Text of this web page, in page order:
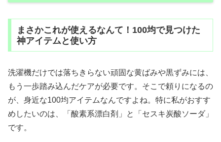
まさかこれが使えるなんて！100均で見つけた
神アイテムと使い方
洗濯機だけでは落ちきらない頑固な黄ばみや黒ずみには、
もう一歩踏み込んだケアが必要です。そこで頼りになるの
が、身近な100均アイテムなんですよね。特に私がおすす
めしたいのは、「酸素系漂白剤」と「セスキ炭酸ソーダ」
です。